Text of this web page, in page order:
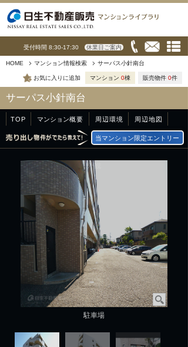
受付時間 8:30-17:30 休業日ご案内
HOME マンション情報検索 サーパス小針南台
お気に入りに追加 マンション 0棟 販売物件 0件
サーパス小針南台
TOP マンション概要 周辺環境 周辺地図
当マンション限定エントリー
外観
駐車場